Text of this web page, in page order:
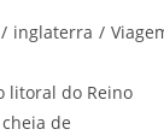
/ inglaterra /
litoral do Reino
de